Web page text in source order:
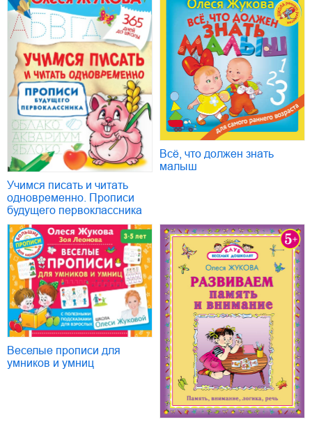
Учимся писать и читать
одновременно. Прописи
будущего первоклассника
Всё, что должен знать
малыш
Веселые прописи для
умников и умниц